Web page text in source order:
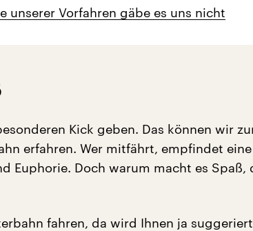
unserer Vorfahren gäbe es uns nicht
Kick geben. Das können wir
erfahren. Wer mitfährt, empfindet eine
Euphorie. Doch warum macht es Spaß,
fahren, da wird Ihnen ja